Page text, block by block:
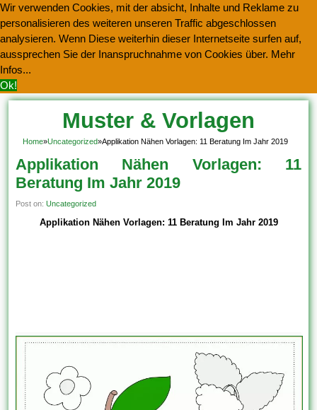
Wir verwenden Cookies, mit der absicht, Inhalte und Reklame zu
personalisieren des weiteren unseren Traffic abgeschlossen
analysieren. Wenn Diese weiterhin dieser Internetseite surfen auf,
aussprechen Sie der Inanspruchnahme von Cookies über. Mehr
Infos...
Ok!
Muster & Vorlagen
Kostenlos Herunterladen
Home»Uncategorized»Applikation Nähen Vorlagen: 11 Beratung Im Jahr 2019
Applikation Nähen Vorlagen: 11
Beratung Im Jahr 2019
Post on:Uncategorized
Applikation Nähen Vorlagen: 11 Beratung Im Jahr 2019